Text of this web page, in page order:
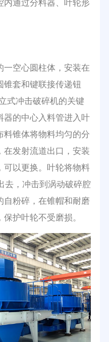
内通过分料器、叶轮形
一空心圆柱体，安装在
锥套和键联接传递钮
式冲击破碎机的关键
器的中心入料管进入叶
料锥体将物料均匀的分
在发射流道出口，安装
可以更换。叶轮将物料
去，冲击到涡动破碎腔
自粉碎，在锥帽和耐磨
护叶轮不受磨损。